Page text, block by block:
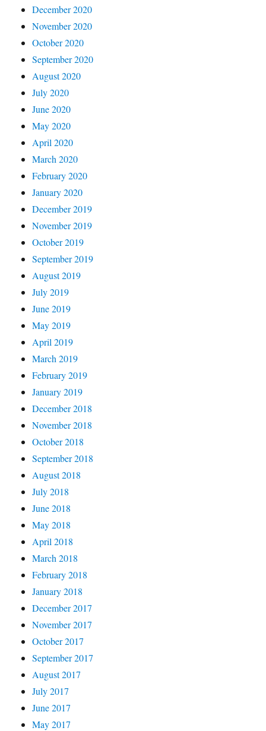
December 2020
November 2020
October 2020
September 2020
August 2020
July 2020
June 2020
May 2020
April 2020
March 2020
February 2020
January 2020
December 2019
November 2019
October 2019
September 2019
August 2019
July 2019
June 2019
May 2019
April 2019
March 2019
February 2019
January 2019
December 2018
November 2018
October 2018
September 2018
August 2018
July 2018
June 2018
May 2018
April 2018
March 2018
February 2018
January 2018
December 2017
November 2017
October 2017
September 2017
August 2017
July 2017
June 2017
May 2017